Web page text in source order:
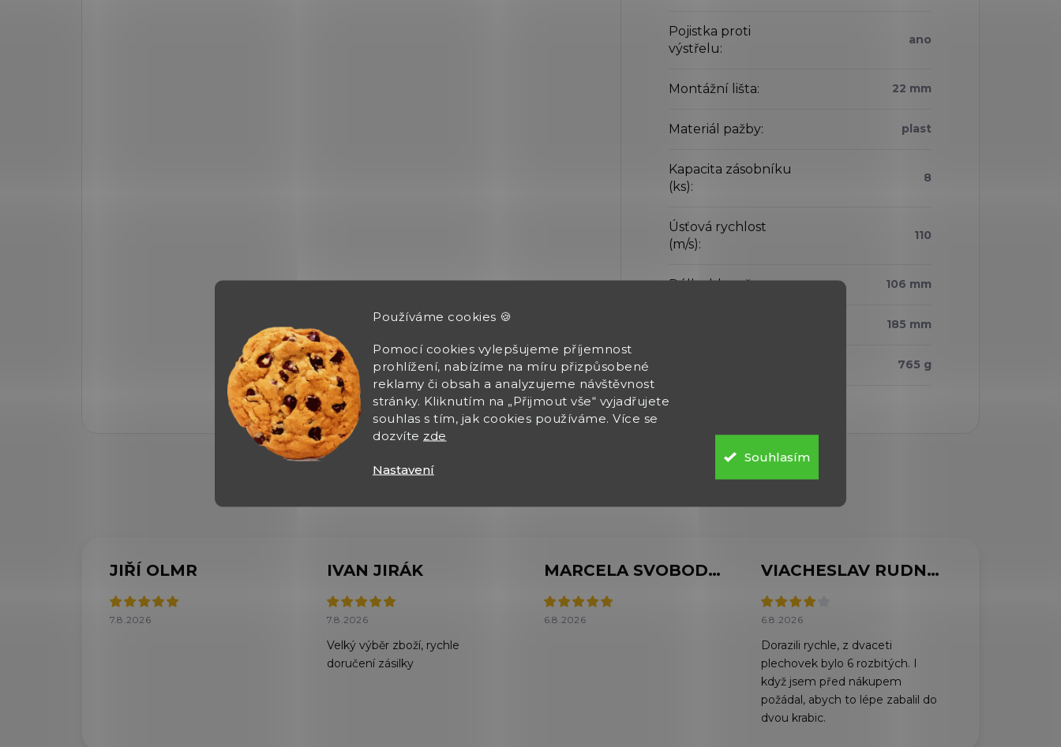
Používáme cookies 🍪
Pomocí cookies vylepšujeme příjemnost
prohlížení, nabízíme na míru přizpůsobené
reklamy či obsah a analyzujeme návštěvnost
stránky. Kliknutím na „Přijmout vše“ vyjadřujete
souhlas s tím, jak cookies používáme. Více se
dozvíte zde
Nastavení
Souhlasím
Pojistka proti
výstřelu:
ano
Montážní lišta: 22 mm
Materiál pažby: plast
Kapacita zásobníku
(ks):
8
Úsťová rychlost
(m/s):
110
Délka hlavně: 106 mm
185 mm
765 g
JIŘÍ OLMR
7.8.2026
IVAN JIRÁK
7.8.2026
Velký výběr zboží, rychle
doručení zásilky
MARCELA SVOBODOVÁ
6.8.2026
VIACHESLAV RUDNYTSKYI
6.8.2026
Dorazili rychle, z dvaceti
plechovek bylo 6 rozbitých. I
když jsem před nákupem
požádal, abych to lépe zabalil do
dvou krabic.